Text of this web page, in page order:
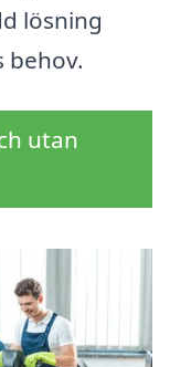
lösning
behov.
utan